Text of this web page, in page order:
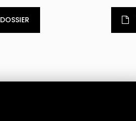
DOSSIER